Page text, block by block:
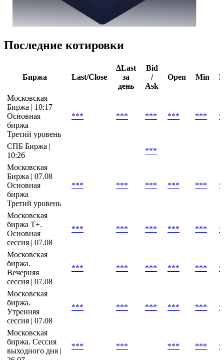
Последние котировки
Биржа Last/Close
за
день
/
Ask
Open Min
Московская
Биржа | 10:17
Основная
биржа
Третий уровень
***
СПБ Биржа |
10:26
***
Московская
Биржа | 07.08
Основная
биржа
Третий уровень
Московская
биржа Т+.
Основная
сессия | 07.08
*** *** *** *** ***
Московская
биржа.
Вечерняя
сессия | 07.08
*** *** *** *** ***
Московская
биржа.
Утренняя
сессия | 07.08
*** *** *** ***